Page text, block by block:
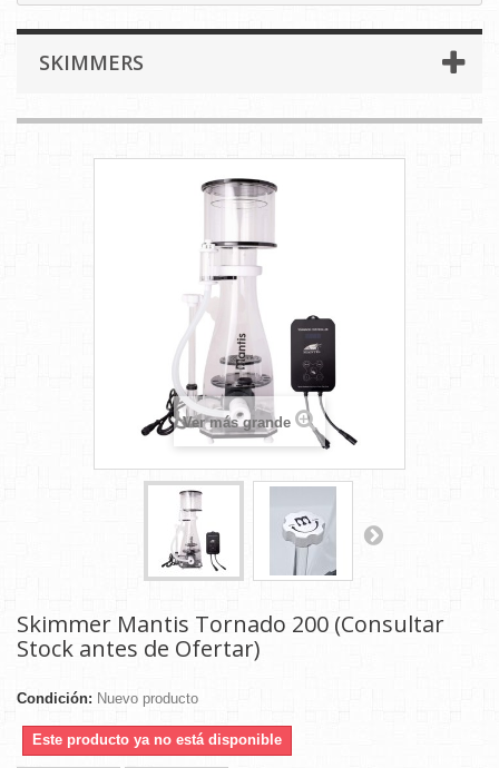
SKIMMERS
Ver más grande
Skimmer Mantis Tornado 200 (Consultar
Stock antes de Ofertar)
Condición: Nuevo producto
Este producto ya no está disponible